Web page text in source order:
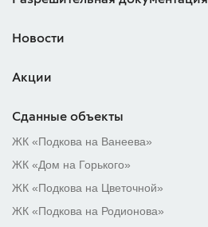
Новости
Акции
Сданные объекты
ЖК «Подкова на Ванеева»
ЖК «Дом на Горького»
ЖК «Подкова на Цветочной»
ЖК «Подкова на Родионова»